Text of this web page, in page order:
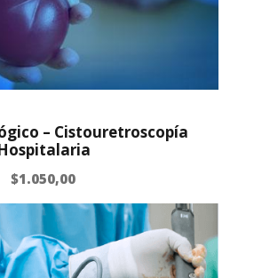
– Cistouretroscopía
$1.050,00